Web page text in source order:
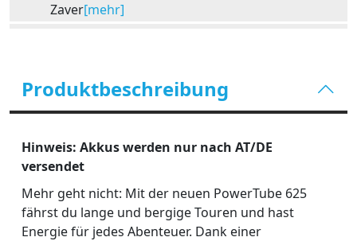
Zaver[mehr]
Produktbeschreibung
Hinweis: Akkus werden nur nach AT/DE
versendet
Mehr geht nicht: Mit der neuen PowerTube 625
fährst du lange und bergige Touren und hast
Energie für jedes Abenteuer. Dank einer